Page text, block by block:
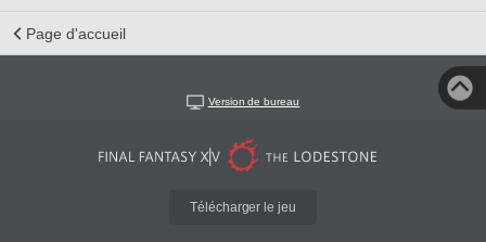
Page d'accueil
Version de bureau
Télécharger le jeu